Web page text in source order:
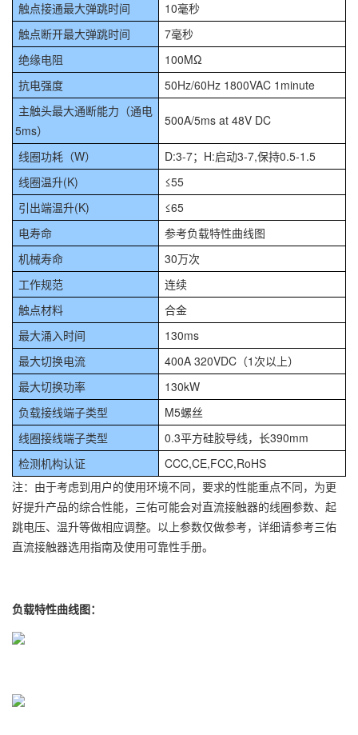
触点接通最大弹跳时间
10毫秒
触点断开最大弹跳时间
7毫秒
绝缘电阻
100MΩ
抗电强度
50Hz/60Hz 1800VAC 1minute
主触头最大通断能力（通电
5ms）
500A/5ms at 48V DC
线圈功耗（W）
D:3-7；H:启动3-7,保持0.5-1.5
线圈温升(K)
≤55
引出端温升(K)
≤65
电寿命
参考负载特性曲线图
机械寿命
30万次
工作规范
连续
触点材料
合金
最大涌入时间
130ms
最大切换电流
400A 320VDC（1次以上）
最大切换功率
130kW
负载接线端子类型
M5螺丝
线圈接线端子类型
0.3平方硅胶导线，长390mm
检测机构认证
CCC,CE,FCC,RoHS
注：由于考虑到用户的使用环境不同，要求的性能重点不同，为更
好提升产品的综合性能，三佑可能会对直流接触器的线圈参数、起
跳电压、温升等做相应调整。以上参数仅做参考，详细请参考三佑
直流接触器选用指南及使用可靠性手册。
负载特性曲线图：